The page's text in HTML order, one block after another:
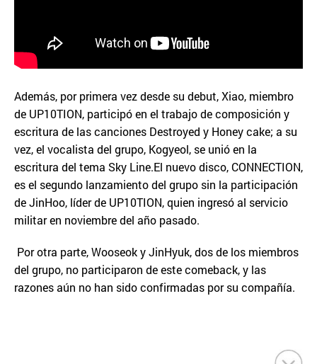
Además, por primera vez desde su debut, Xiao, miembro
de UP10TION, participó en el trabajo de composición y
escritura de las canciones Destroyed y Honey cake; a su
vez, el vocalista del grupo, Kogyeol, se unió en la
escritura del tema Sky Line.El nuevo disco, CONNECTION,
es el segundo lanzamiento del grupo sin la participación
de JinHoo, líder de UP10TION, quien ingresó al servicio
militar en noviembre del año pasado.
Por otra parte, Wooseok y JinHyuk, dos de los miembros
del grupo, no participaron de este comeback, y las
razones aún no han sido confirmadas por su compañía.